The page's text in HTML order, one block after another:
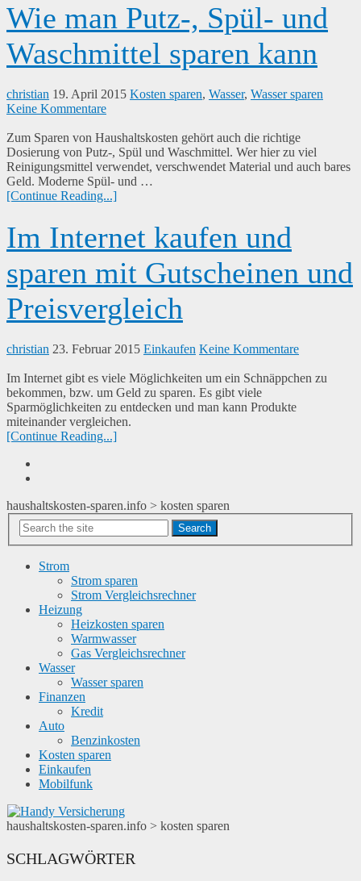
Wie man Putz-, Spül- und
Waschmittel sparen kann
christian 19. April 2015 Kosten sparen, Wasser, Wasser sparen
Keine Kommentare
Zum Sparen von Haushaltskosten gehört auch die richtige
Dosierung von Putz-, Spül und Waschmittel. Wer hier zu viel
Reinigungsmittel verwendet, verschwendet Material und auch bares
Geld. Moderne Spül- und …
[Continue Reading...]
Im Internet kaufen und
sparen mit Gutscheinen und
Preisvergleich
christian 23. Februar 2015 Einkaufen Keine Kommentare
Im Internet gibt es viele Möglichkeiten um ein Schnäppchen zu
bekommen, bzw. um Geld zu sparen. Es gibt viele
Sparmöglichkeiten zu entdecken und man kann Produkte
miteinander vergleichen.
[Continue Reading...]
haushaltskosten-sparen.info > kosten sparen
Search
Strom
Strom sparen
Strom Vergleichsrechner
Heizung
Heizkosten sparen
Warmwasser
Gas Vergleichsrechner
Wasser
Wasser sparen
Finanzen
Kredit
Auto
Benzinkosten
Kosten sparen
Einkaufen
Mobilfunk
haushaltskosten-sparen.info > kosten sparen
SCHLAGWÖRTER